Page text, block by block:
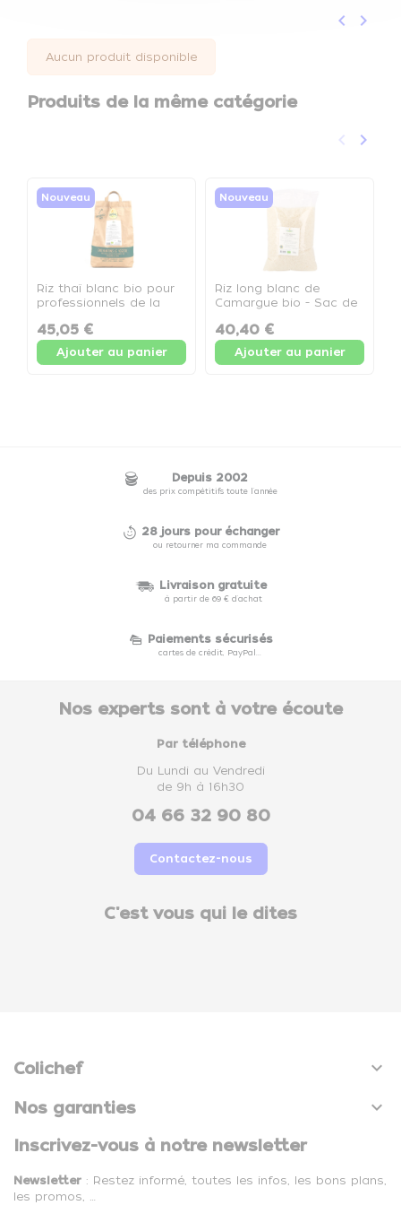
Précédent
keyboard_arrow_left keyboard_arrow_right
Aucun produit disponible
Produits de la même catégorie
Précédent
keyboard_arrow_left keyboard_arrow_right
Nouveau
Riz thaï blanc bio pour
professionnels de la
préparer des plats
savoureux au quotidien.
- Sac 5kg
45,05 €
Ajouter au panier
Nouveau
Riz long blanc de
Camargue bio - Sac de
40,40 €
Ajouter au panier
Depuis 2002
des prix compétitifs toute l'année
28 jours pour échanger
ou retourner ma commande
Livraison gratuite
à partir de 69 € d'achat
Paiements sécurisés
cartes de crédit, PayPal...
Nos experts sont à votre écoute
Par téléphone
Du Lundi au Vendredi
de 9h à 16h30
04 66 32 90 80
Contactez-nous
C'est vous qui le dites
Colichef 
Nos garanties 
Inscrivez-vous à notre newsletter
Newsletter : Restez informé, toutes les infos, les bons plans,
les promos, …